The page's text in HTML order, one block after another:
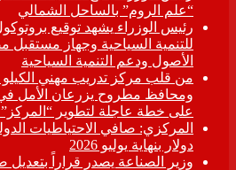
“علم الروم” بالساحل الشمالي
رئيس الوزراء يشهد توقيع
للتنمية السياحية وجهاز مستقبل
الأصول ودعم التنمية السياحية
ومحافظ مطروح يزرعان الأمل في
على خطة عاجلة لتطوير “المركز”
دولار بنهاية يوليو 2026
وزير الصناعة يصدر قراراً